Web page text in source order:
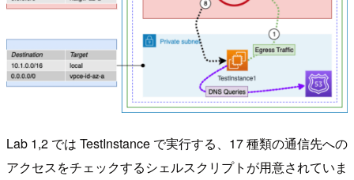
Lab 1,2 では TestInstance で実行する、17 種類の通信先への
アクセスをチェックするシェルスクリプトが用意されていま